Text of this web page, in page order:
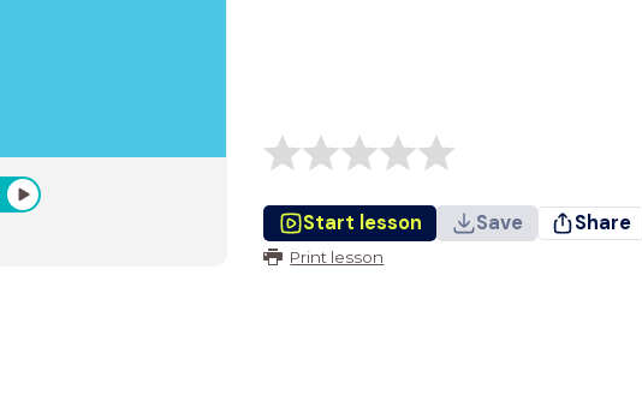
Start lesson Save Share
Print lesson